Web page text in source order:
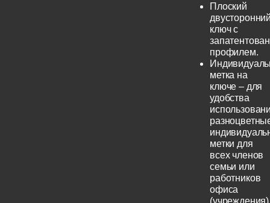
Плоский
ключ с
профилем.
метка на
ключе – для
удобства
метки для
всех членов
семьи или
работников
офиса